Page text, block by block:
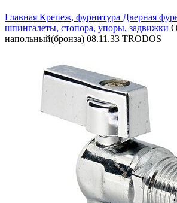
Главная Крепеж, фурнитура Дверная
шпингалеты, стопора, упоры, задвижки
напольный(бронза) 08.11.33 TRODOS